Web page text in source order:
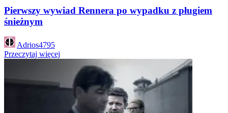
Pierwszy wywiad Rennera po wypadku z pługiem
śnieżnym
Posted
by
Adrios4795
Przeczytaj więcej